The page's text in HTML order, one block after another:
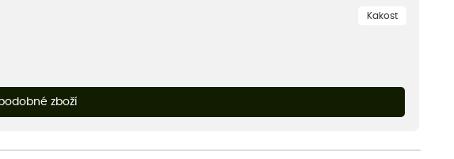
Kakost
zboží